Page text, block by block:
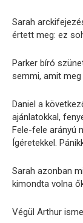
Sarah
értett meg: ez
Parker bíró
semmi, amit
Daniel a
ajánlatokkal,
Fele-fele arányú
Ígéretekkel.
Sarah azonban
kimondta volna
Végül Arthur